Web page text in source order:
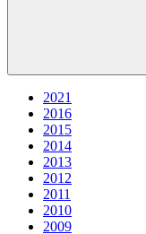
2021
2016
2015
2014
2013
2012
2011
2010
2009